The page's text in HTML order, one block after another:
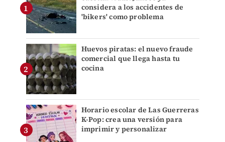
considera a los accidentes de
'bikers' como problema
Huevos piratas: el nuevo fraude
comercial que llega hasta tu
cocina
Horario escolar de Las Guerreras
K-Pop: crea una versión para
imprimir y personalizar